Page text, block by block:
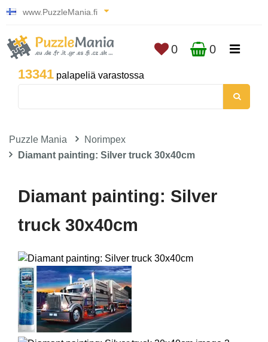
www.PuzzleMania.fi
13341 palapeliä varastossa
0 0
Puzzle Mania
Norimpex
Diamant painting: Silver truck 30x40cm
Diamant painting: Silver
truck 30x40cm